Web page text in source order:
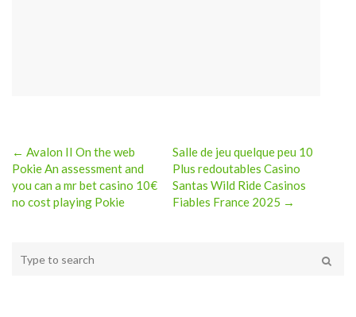
Post
navigation
← Avalon II On the web
Pokie An assessment and
you can a mr bet casino 10€
no cost playing Pokie
Salle de jeu quelque peu 10
Plus redoutables Casino
Santas Wild Ride Casinos
Fiables France 2025 →
your